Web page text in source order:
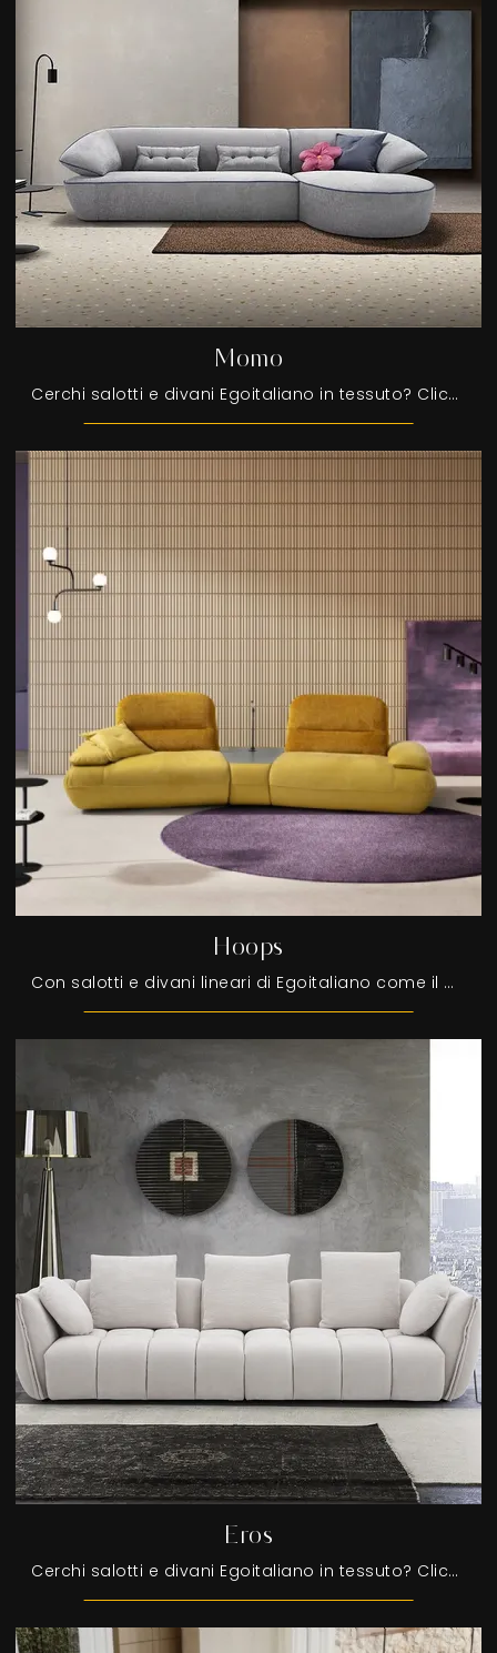
Momo
Cerchi salotti e divani Egoitaliano in tessuto? Clicca e ottieni informazioni sul modello Momo per spazi moderni.
Hoops
Con salotti e divani lineari di Egoitaliano come il modello Hoops in tessuto, potrai ultimare il tuo progetto d'arredo.
Eros
Cerchi salotti e divani Egoitaliano in tessuto? Clicca e scopri di più sul modello Eros per spazi moderni.